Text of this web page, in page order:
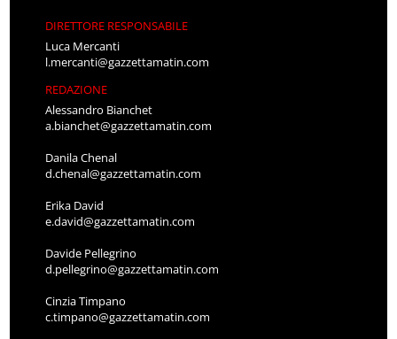
DIRETTORE RESPONSABILE
Luca Mercanti
l.mercanti@gazzettamatin.com
REDAZIONE
Alessandro Bianchet
a.bianchet@gazzettamatin.com
Danila Chenal
d.chenal@gazzettamatin.com
Erika David
e.david@gazzettamatin.com
Davide Pellegrino
d.pellegrino@gazzettamatin.com
Cinzia Timpano
c.timpano@gazzettamatin.com